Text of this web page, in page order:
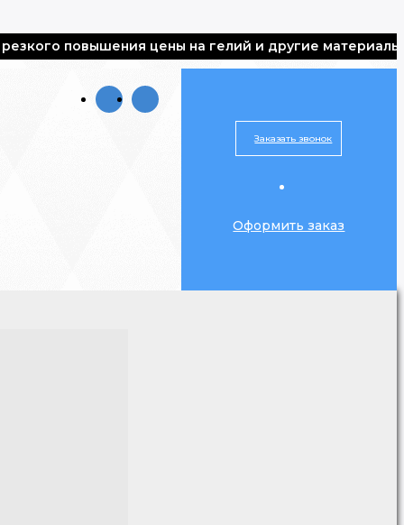
повышения цены на гелий и другие материалы, все
Заказать звонок
Оформить заказ